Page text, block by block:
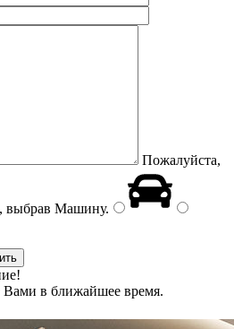
Пожалуйста,
выбрав Машину.
в ближайшее время.